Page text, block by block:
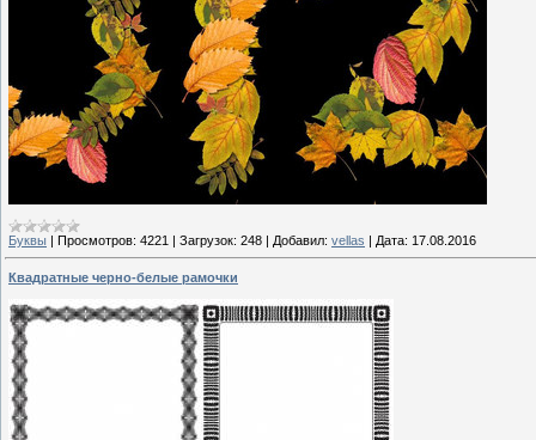
Буквы | Просмотров: 4221 | Загрузок: 248 | Добавил: vellas | Дата: 17.08.2016
Квадратные черно-белые рамочки